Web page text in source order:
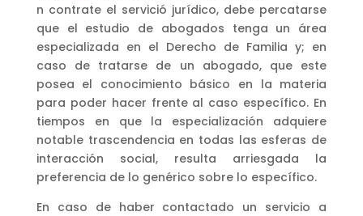
n contrate el servició jurídico, debe percatarse
que el estudio de abogados tenga un área
especializada en el Derecho de Familia y; en
caso de tratarse de un abogado, que este
posea el conocimiento básico en la materia
para poder hacer frente al caso específico. En
tiempos en que la especialización adquiere
notable trascendencia en todas las esferas de
interacción social, resulta arriesgada la
preferencia de lo genérico sobre lo específico.
En caso de haber contactado un servicio a